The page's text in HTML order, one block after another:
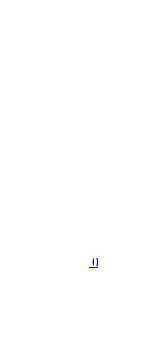
0